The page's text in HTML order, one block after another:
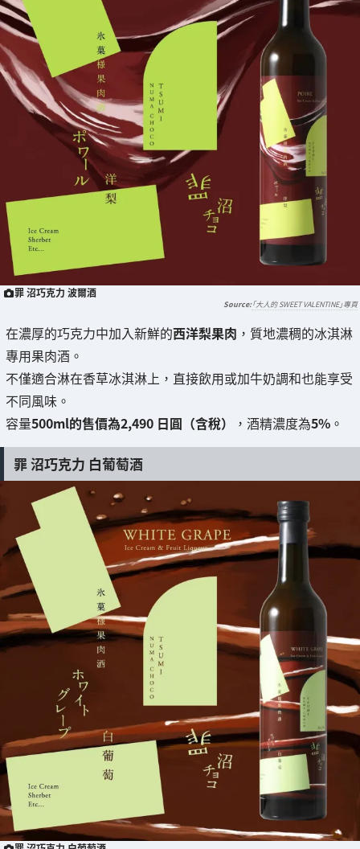
罪 沼巧克力 波爾酒
「大人的 SWEET VALENTINE」專頁
在濃厚的巧克力中加入新鮮的西洋梨果肉 ，質地濃稠的冰淇淋
專用果肉酒。
不僅適合淋在香草冰淇淋上，直接飲用或加牛奶調和也能享受
不同風味。
容量500ml的售價為2,490 日圓（含稅） ，酒精濃度為5% 。
罪 沼巧克力 白葡萄酒